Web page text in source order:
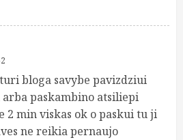
bloga savybe pavizdziui
paskambino atsiliepi
2 min viskas ok o paskui tu ji
ne reikia pernaujo